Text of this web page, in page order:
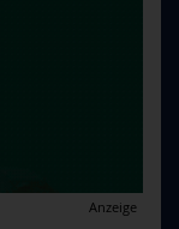
Anzeige